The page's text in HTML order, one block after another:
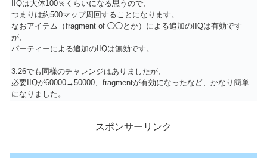
IIQは大体100％くらいになる思うので、
つまりは約500マップ周回することになります。
なおアイテム（fragment of ◯◯とか）による追加のIIQは有効です
が、
パーティーによる追加のIIQは無効です。
3.26でも同様のチャレンジはありましたが、
必要IIQが60000→50000、fragmentが有効になったなど、かなり簡単
になりました。
スポンサーリンク